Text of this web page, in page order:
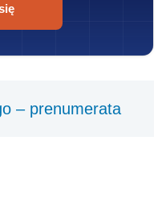
– prenumerata